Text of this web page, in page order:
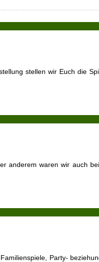
stellen wir Euch die
anderem waren wir auch
Party-